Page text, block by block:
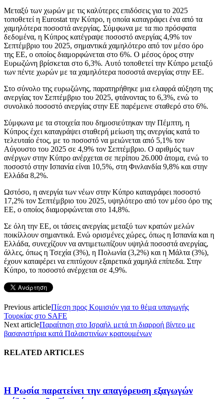
Μεταξύ των χωρών με τις καλύτερες επιδόσεις για το 2025
τοποθετεί η Eurostat την Κύπρο, η οποία καταγράφει ένα από τα
χαμηλότερα ποσοστά ανεργίας. Σύμφωνα με τα πιο πρόσφατα
δεδομένα, η Κύπρος κατέγραψε ποσοστό ανεργίας 4,9% τον
Σεπτέμβριο του 2025, σημαντικά χαμηλότερο από τον μέσο όρο
της ΕΕ, ο οποίος διαμορφώνεται στο 6%. Ο μέσος όρος στην
Ευρωζώνη βρίσκεται στο 6,3%. Αυτό τοποθετεί την Κύπρο μεταξύ
των πέντε χωρών με τα χαμηλότερα ποσοστά ανεργίας στην ΕΕ.
Στο σύνολο της ευρωζώνης, παρατηρήθηκε μια ελαφρά αύξηση της
ανεργίας τον Σεπτέμβριο του 2025, φτάνοντας το 6,3%, ενώ το
συνολικό ποσοστό ανεργίας στην ΕΕ παρέμεινε σταθερό στο 6%.
Σύμφωνα με τα στοιχεία που δημοσιεύτηκαν την Πέμπτη, η
Κύπρος έχει καταγράψει σταθερή μείωση της ανεργίας κατά το
τελευταίο έτος, με το ποσοστό να μειώνεται από 5,1% τον
Αύγουστο του 2025 σε 4,9% τον Σεπτέμβριο. Ο αριθμός των
ανέργων στην Κύπρο ανέρχεται σε περίπου 26.000 άτομα, ενώ το
ποσοστό στην Ισπανία είναι 10,5%, στη Φινλανδία 9,8% και στην
Ελλάδα 8,2%.
Ωστόσο, η ανεργία των νέων στην Κύπρο καταγράφει ποσοστό
17,2% τον Σεπτέμβριο του 2025, υψηλότερο από τον μέσο όρο της
ΕΕ, ο οποίος διαμορφώνεται στο 14,8%.
Σε όλη την ΕΕ, οι τάσεις ανεργίας μεταξύ των κρατών μελών
ποικίλλουν σημαντικά. Ενώ ορισμένες χώρες, όπως η Ισπανία και η
Ελλάδα, συνεχίζουν να αντιμετωπίζουν υψηλά ποσοστά ανεργίας,
άλλες, όπως η Τσεχία (3%), η Πολωνία (3,2%) και η Μάλτα (3%),
έχουν καταφέρει να επιτύχουν εξαιρετικά χαμηλά επίπεδα. Στην
Κύπρο, το ποσοστό ανέρχεται σε 4,9%.
Previous articleΠίεση προς Κομισιόν για το θέμα υπαγωγής
Τουρκίας στο SAFE
Next articleΠαραίτηση στο Ισραήλ μετά τη διαρροή βίντεο με
βασανιστήρια κατά Παλαιστινίων κρατουμένων
RELATED ARTICLES
Η Ρωσία παρατείνει την απαγόρευση εξαγωγών